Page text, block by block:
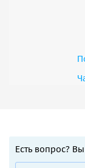
Есть вопрос?